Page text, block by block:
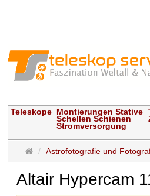
Teleskope Montierungen Stative
Schellen Schienen
Stromversorgung
Startseite
Astrofotografie und
Altair Hypercam